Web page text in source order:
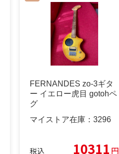
FERNANDES zo-3ギタ
ー イエロー虎目 gotohペ
グ
マイストア在庫： 3296
税込 10311 円